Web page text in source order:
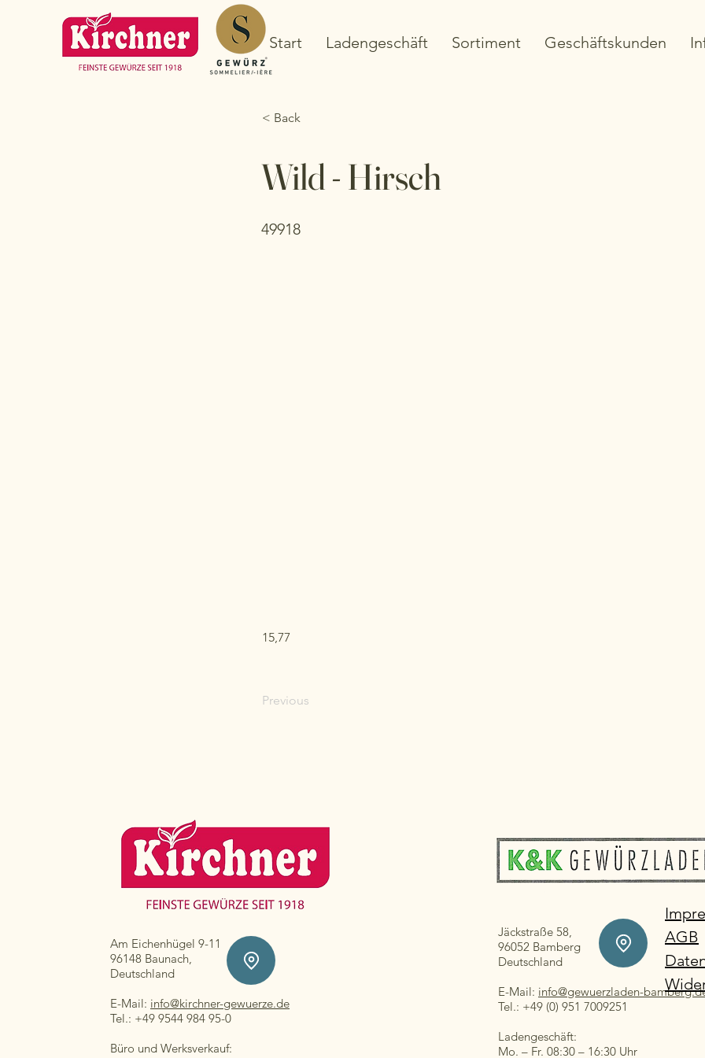
Start Ladengeschäft Sortiment Geschäftskunden
< Back
Wild - Hirsch
49918
15,77
Previous
Am Eichenhügel 9-11
96148 Baunach,
Deutschland
E-Mail: info@kirchner-gewuerze.de
Tel.: +49 9544 984 95-0
Büro und Werksverkauf:
Jäckstraße 58,
96052 Bamberg
Deutschland
E-Mail: info@gewuerzladen-
Tel.: +49 (0) 951 7009251
Ladengeschäft:
Mo. – Fr. 08:30 – 16:30 Uhr
AGB